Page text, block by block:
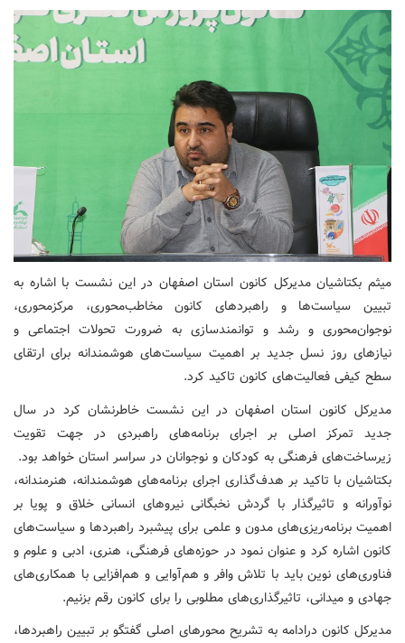
میثم بکتاشیان مدیرکل کانون استان اصفهان در این نشست با اشاره به
تبیین سیاست‌ها و راهبردهای کانون مخاطب‌محوری، مرکزمحوری،
نوجوان‌محوری و رشد و توانمندسازی به ضرورت تحولات اجتماعی و
نیازهای روز نسل جدید بر اهمیت سیاست‌های هوشمندانه برای ارتقای
سطح کیفی فعالیت‌های کانون تاکید کرد.
مدیرکل کانون استان اصفهان در این نشست خاطرنشان کرد در سال
جدید تمرکز اصلی بر اجرای برنامه‌های راهبردی در جهت تقویت
زیرساخت‌های فرهنگی به کودکان و نوجوانان در سراسر استان خواهد بود.
بکتاشیان با تاکید بر هدف‌گذاری اجرای برنامه‌های هوشمندانه، هنرمندانه،
نوآورانه و تاثیرگذار با گردش نخبگانی نیروهای انسانی خلاق و پویا بر
اهمیت برنامه‌ریزی‌های مدون و علمی برای پیشبرد راهبردها و سیاست‌های
کانون اشاره کرد و عنوان نمود در حوزه‌های فرهنگی، هنری، ادبی و علوم و
فناوری‌های نوین باید با تلاش وافر و هم‌آوایی و هم‌افزایی با همکاری‌های
جهادی و میدانی، تاثیرگذاری‌های مطلوبی را برای کانون رقم بزنیم.
مدیرکل کانون درادامه به تشریح محورهای اصلی گفتگو بر تبیین راهبردها،